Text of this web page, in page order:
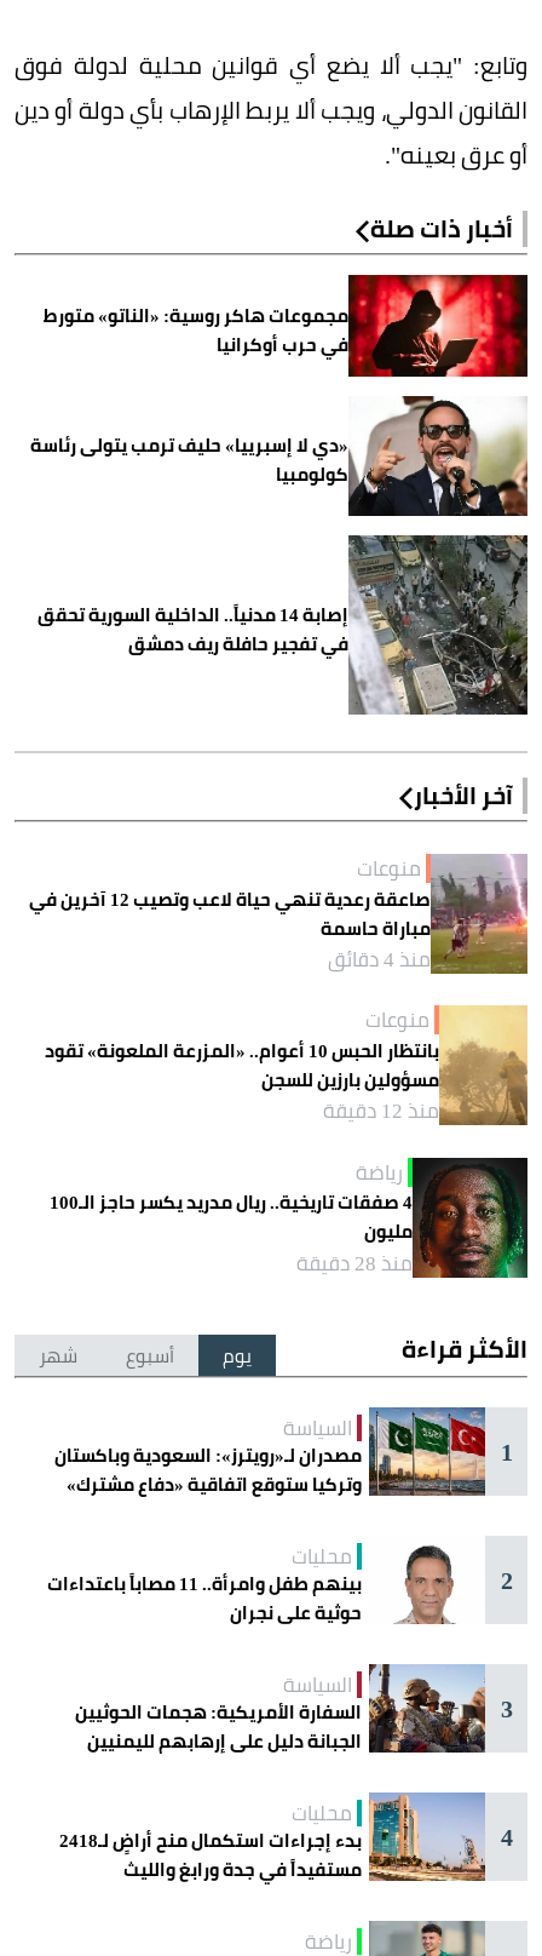
وتابع: "يجب ألا يضع أي قوانين محلية لدولة فوق
القانون الدولي، ويجب ألا يربط الإرهاب بأي دولة أو دين
أو عرق بعينه".
أخبار ذات صلة
مجموعات هاكر روسية: «الناتو» متورط
في حرب أوكرانيا
«دي لا إسبرييا» حليف ترمب يتولى رئاسة
كولومبيا
إصابة 14 مدنياً.. الداخلية السورية تحقق
في تفجير حافلة ريف دمشق
آخر الأخبار
منوعات
صاعقة رعدية تنهي حياة لاعب وتصيب 12 آخرين في
مباراة حاسمة
منذ 4 دقائق
منوعات
بانتظار الحبس 10 أعوام.. «المزرعة الملعونة» تقود
مسؤولين بارزين للسجن
منذ 12 دقيقة
رياضة
4 صفقات تاريخية.. ريال مدريد يكسر حاجز الـ100
مليون
منذ 28 دقيقة
الأكثر قراءة يوم أسبوع شهر
1
السياسة
مصدران لـ«رويترز»: السعودية وباكستان
وتركيا ستوقع اتفاقية «دفاع مشترك»
2
محليات
بينهم طفل وامرأة.. 11 مصاباً باعتداءات
حوثية على نجران
3
السياسة
السفارة الأمريكية: هجمات الحوثيين
الجبانة دليل على إرهابهم لليمنيين
4
محليات
بدء إجراءات استكمال منح أراضٍ لـ2418
مستفيداً في جدة ورابغ والليث
رياضة